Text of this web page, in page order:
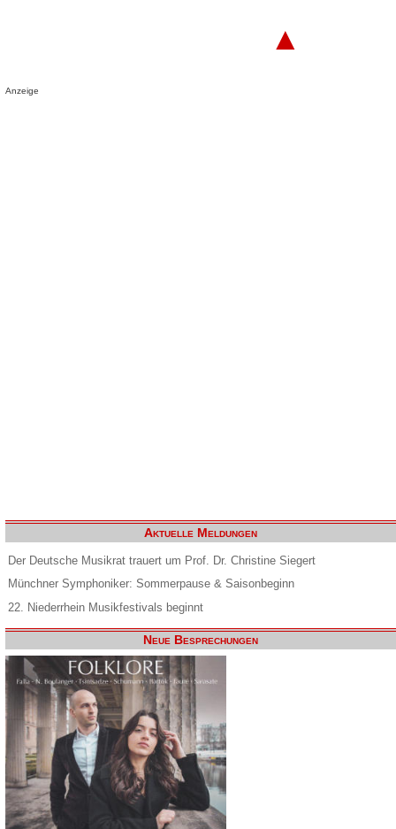
▲
Anzeige
Aktuelle Meldungen
Der Deutsche Musikrat trauert um Prof. Dr. Christine Siegert
Münchner Symphoniker: Sommerpause & Saisonbeginn
22. Niederrhein Musikfestivals beginnt
Neue Besprechungen